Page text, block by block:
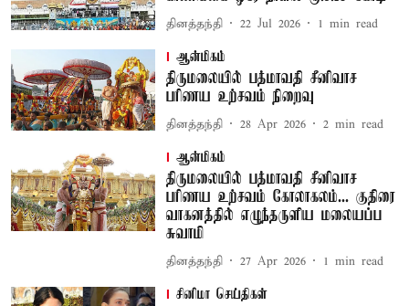
தினத்தந்தி 22 Jul 2026 1 min read
ஆன்மிகம்
திருமலையில் பத்மாவதி சீனிவாச
பரிணய உற்சவம் நிறைவு
தினத்தந்தி 28 Apr 2026 2 min read
ஆன்மிகம்
திருமலையில் பத்மாவதி சீனிவாச
பரிணய உற்சவம் கோலாகலம்... குதிரை
வாகனத்தில் எழுந்தருளிய மலையப்ப
சுவாமி
தினத்தந்தி 27 Apr 2026 1 min read
சினிமா செய்திகள்